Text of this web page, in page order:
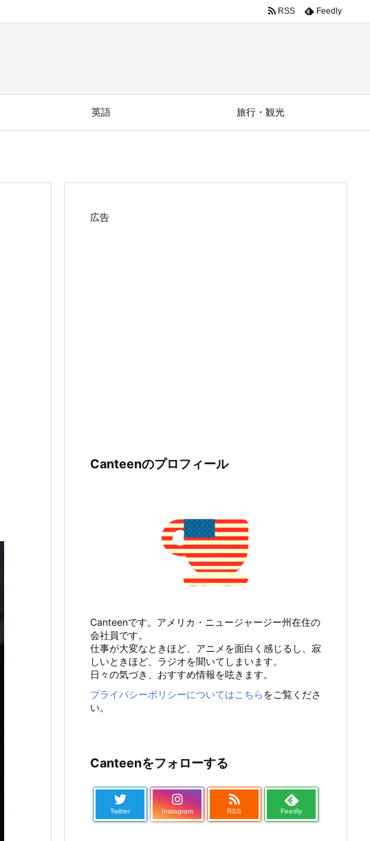
英語 旅行・観光
RSS Feedly
広告
Canteenのプロフィール
Canteenです。アメリカ・ニュージャージー州在住の
会社員です。
仕事が大変なときほど、アニメを面白く感じるし、寂
しいときほど、ラジオを聞いてしまいます。
日々の気づき、おすすめ情報を呟きます。
プライバシーポリシーについてはこちらをご覧くださ
い。
Canteenをフォローする
Twitter Instagram RSS Feedly